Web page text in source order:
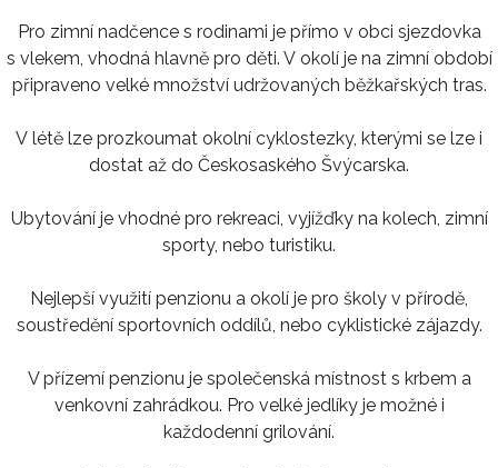
Pro zimní nadčence s rodinami je přímo v obci sjezdovka
s vlekem, vhodná hlavně pro děti. V okolí je na zimní období
připraveno velké množství udržovaných běžkařských tras.
V létě lze prozkoumat okolní cyklostezky, kterými se lze i
dostat až do Českosaského Švýcarska.
Ubytování je vhodné pro rekreaci, vyjížďky na kolech, zimní
sporty, nebo turistiku.
Nejlepší využití penzionu a okolí je pro školy v přírodě,
soustředění sportovních oddílů, nebo cyklistické zájazdy.
V přízemí penzionu je společenská místnost s krbem a
venkovní zahrádkou. Pro velké jedlíky je možné i
každodenní grilování.